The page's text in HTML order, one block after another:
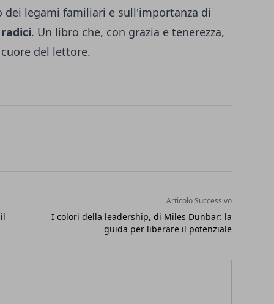
legami familiari e sull'importanza di
. Un libro che, con grazia e tenerezza,
del lettore.
Articolo Successivo
I colori della leadership, di Miles Dunbar: la
guida per liberare il potenziale